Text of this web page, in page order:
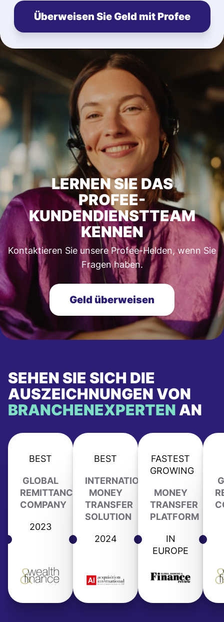
Überweisen Sie Geld mit Profee
LERNEN SIE DAS
PROFEE-
KUNDENDIENSTTEAM
KENNEN
Kontaktieren Sie unsere Profee-Helden, wenn Sie
Fragen haben.
Geld überweisen
SEHEN SIE SICH DIE
AUSZEICHNUNGEN VON
BRANCHENEXPERTEN AN
BEST
GLOBAL
REMITTANCE
COMPANY
2023
BEST
INTERNATIONAL
MONEY
TRANSFER
SOLUTION
2024
FASTEST
GROWING
MONEY
TRANSFER
PLATFORM
IN
EUROPE